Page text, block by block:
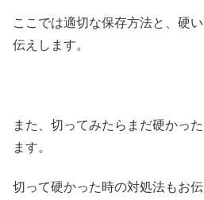
ここでは適切な保存方法と、 硬
伝えします。
また、切ってみたらまだ硬かっ
ます。
切って硬かった時の対処法もお